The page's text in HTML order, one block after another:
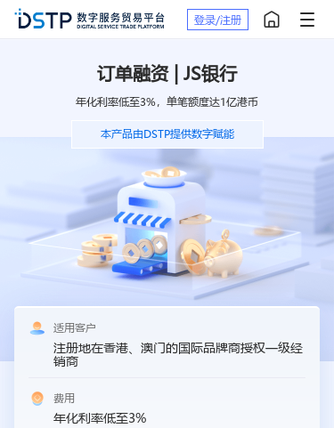
登录/注册
订单融资 | JS银行
年化利率低至3%，单笔额度达1亿港币
本产品由DSTP提供数字赋能
适用客户
注册地在香港、澳门的国际品牌商授权一级经
销商
费用
年化利率低至3%